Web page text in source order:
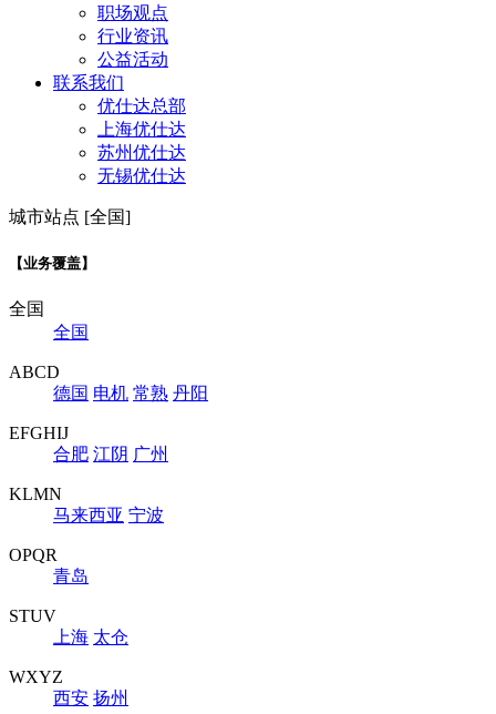
职场观点
行业资讯
公益活动
联系我们
优仕达总部
上海优仕达
苏州优仕达
无锡优仕达
城市站点 [全国]
【业务覆盖】
全国
全国
ABCD
德国 电机 常熟 丹阳
EFGHIJ
合肥 江阴 广州
KLMN
马来西亚 宁波
OPQR
青岛
STUV
上海 太仓
WXYZ
西安 扬州